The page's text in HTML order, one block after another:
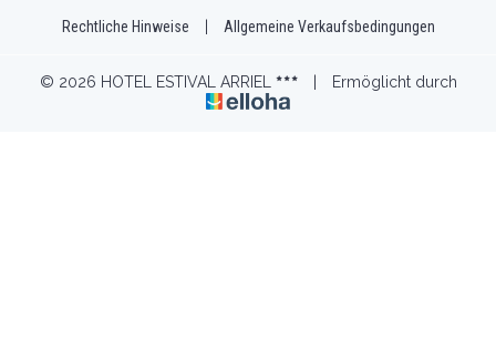
Rechtliche Hinweise Allgemeine Verkaufsbedingungen
© 2026 HOTEL ESTIVAL ARRIEL Ermöglicht durch